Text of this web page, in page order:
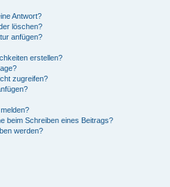
Antwort?
löschen?
anfügen?
erstellen?
zugreifen?
beim Schreiben eines Beitrags?
werden?